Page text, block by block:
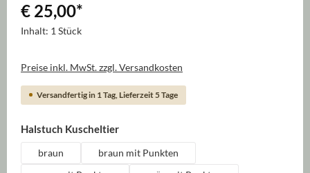
€ 25,00*
Inhalt: 1 Stück
Preise inkl. MwSt. zzgl. Versandkosten
Versandfertig in 1 Tag, Lieferzeit 5 Tage
Halstuch Kuscheltierauswählen
braun
braun mit Punkten